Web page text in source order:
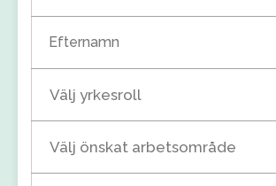
Efternamn
Välj yrkesroll
Välj önskat arbetsområde